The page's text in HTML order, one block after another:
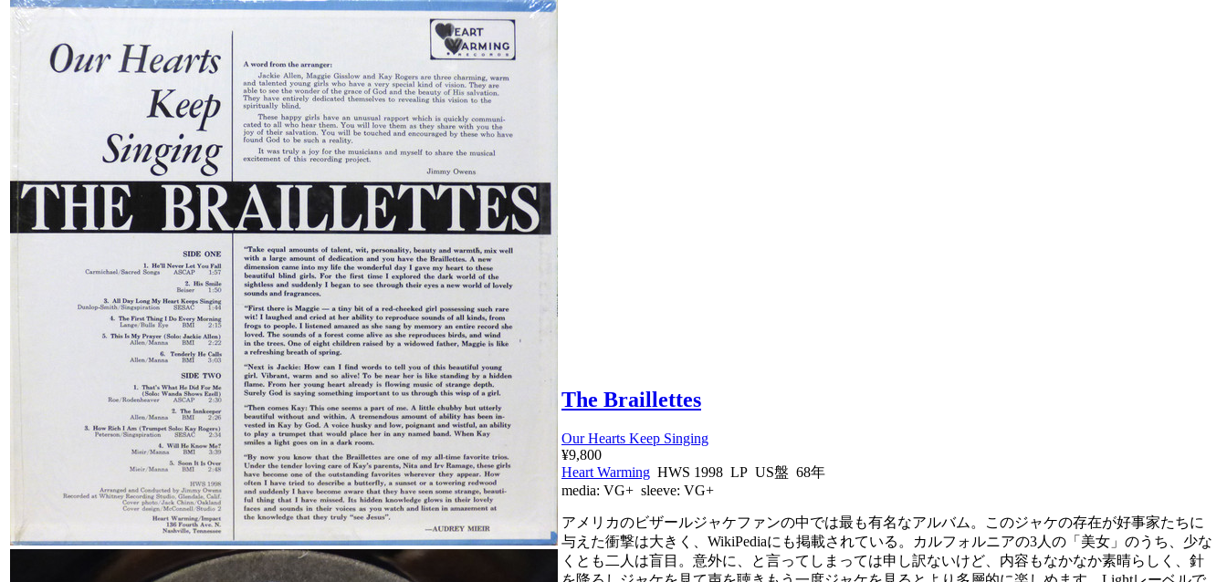
The Braillettes
Our Hearts Keep Singing
¥9,800
Heart Warming HWS 1998 LP US盤 68年
media: VG+ sleeve: VG+
アメリカのビザールジャケファンの中では最も有名なアルバム。このジャケの存在が好事家たちに
与えた衝撃は大きく、WikiPediaにも掲載されている。カルフォルニアの3人の「美女」のうち、少な
くとも二人は盲目。意外に、と言ってしまっては申し訳ないけど、内容もなかなか素晴らしく、針